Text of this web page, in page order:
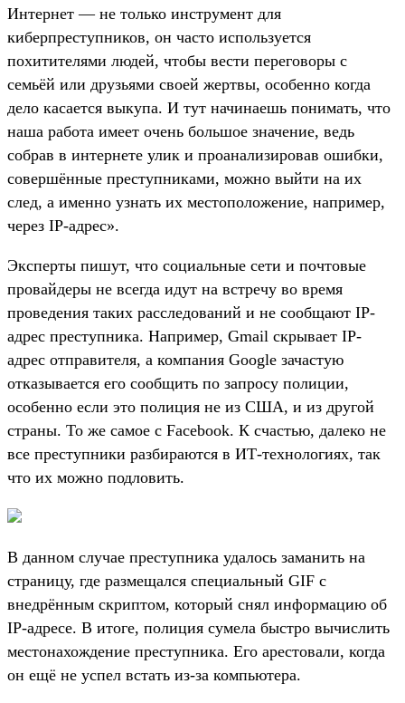
Интернет — не только инструмент для
киберпреступников, он часто используется
похитителями людей, чтобы вести переговоры с
семьёй или друзьями своей жертвы, особенно когда
дело касается выкупа. И тут начинаешь понимать, что
наша работа имеет очень большое значение, ведь
собрав в интернете улик и проанализировав ошибки,
совершённые преступниками, можно выйти на их
след, а именно узнать их местоположение, например,
через IP-адрес».
Эксперты пишут, что социальные сети и почтовые
провайдеры не всегда идут на встречу во время
проведения таких расследований и не сообщают IP-
адрес преступника. Например, Gmail скрывает IP-
адрес отправителя, а компания Google зачастую
отказывается его сообщить по запросу полиции,
особенно если это полиция не из США, и из другой
страны. То же самое с Facebook. К счастью, далеко не
все преступники разбираются в ИТ-технологиях, так
что их можно подловить.
В данном случае преступника удалось заманить на
страницу, где размещался специальный GIF с
внедрённым скриптом, который снял информацию об
IP-адресе. В итоге, полиция сумела быстро вычислить
местонахождение преступника. Его арестовали, когда
он ещё не успел встать из-за компьютера.